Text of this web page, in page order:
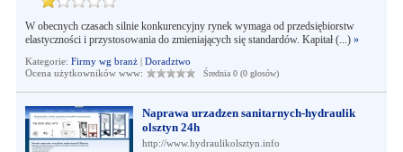
W obecnych czasach silnie konkurencyjny rynek wymaga od przedsiębiorstw
elastyczności i przystosowania do zmieniających się standardów. Kapitał (...) »
Kategorie: Firmy wg branż| Doradztwo
Ocena użytkowników www:
Średnia 0 (0 głosów)
Naprawa urzadzen sanitarnych-hydraulik
olsztyn 24h
http://www.hydraulikolsztyn.info